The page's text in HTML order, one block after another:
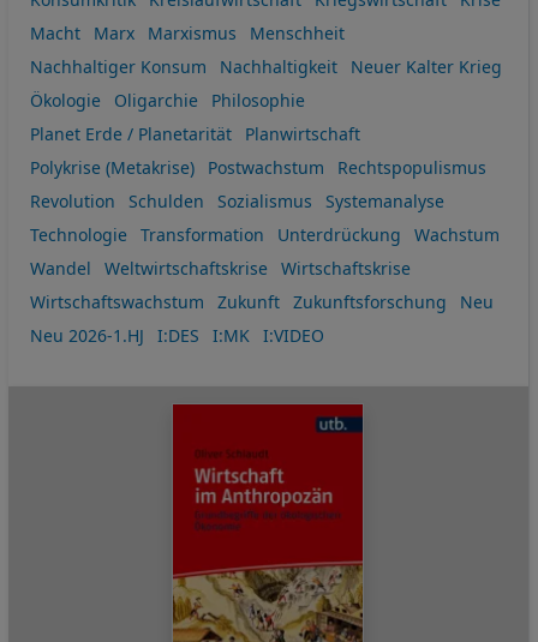
Macht
Marx Marxismus
Menschheit
Nachhaltiger Konsum
Nachhaltigkeit
Neuer Kalter Krieg
Ökologie
Oligarchie
Philosophie
Planet Erde / Planetarität
Planwirtschaft
Polykrise (Metakrise)
Postwachstum
Rechtspopulismus
Revolution
Schulden Sozialismus
Systemanalyse
Technologie
Transformation Unterdrückung
Wachstum
Wandel
Weltwirtschaftskrise
Wirtschaftskrise
Wirtschaftswachstum
Zukunft Zukunftsforschung
Neu
Neu 2026-1.HJ
I:DES I:MK I:VIDEO